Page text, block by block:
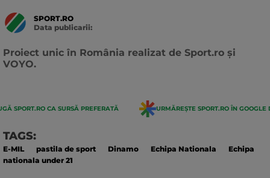
SPORT.RO
Data publicarii:
Proiect unic în România realizat de Sport.ro și
VOYO.
SPORT.RO CA SURSĂ PREFERATĂ URMĂREȘTE SPORT.RO ÎN GOOGLE
TAGS:
E-MIL pastila de sport Dinamo Echipa Nationala
Echipa
nationala under 21